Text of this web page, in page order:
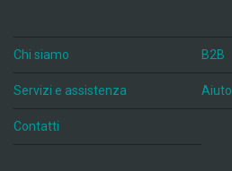
Chi siamo B2B
Servizi e assistenza Aiuto
Contatti